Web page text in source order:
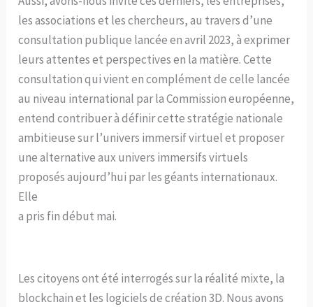
les associations et les chercheurs, au travers d’une
consultation publique lancée en avril 2023, à exprimer
leurs attentes et perspectives en la matière. Cette
consultation qui vient en complément de celle lancée
au niveau international par la Commission européenne,
entend contribuer à définir cette stratégie nationale
ambitieuse sur l’univers immersif virtuel et proposer
une alternative aux univers immersifs virtuels
proposés aujourd’hui par les géants internationaux.
Elle
a pris fin début mai.
Les citoyens ont été interrogés sur la réalité mixte, la
blockchain et les logiciels de création 3D. Nous avons